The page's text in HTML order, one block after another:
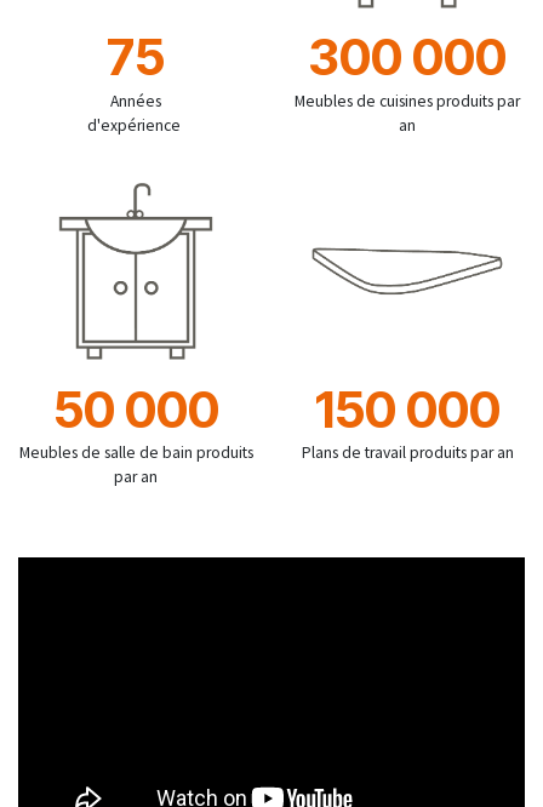
75​
Années
d'expérience
300 000
Meubles de cuisines produits par
an
50 000
Meubles de salle de bain produits
par an
150 000
Plans de travail produits par an